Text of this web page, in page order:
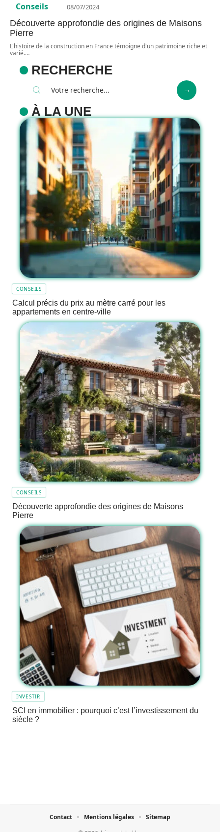
Conseils 08/07/2024
Découverte approfondie des origines de Maisons
Pierre
L'histoire de la construction en France témoigne d'un patrimoine riche et
varié.…
RECHERCHE
À LA UNE
CONSEILS
Calcul précis du prix au mètre carré pour les
appartements en centre-ville
CONSEILS
Découverte approfondie des origines de Maisons
Pierre
INVESTIR
SCI en immobilier : pourquoi c’est l’investissement du
siècle ?
Contact Mentions légales Sitemap